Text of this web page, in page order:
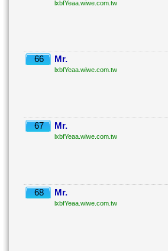
lxbfYeaa.wiwe.com.tw
66 Mr.
lxbfYeaa.wiwe.com.tw
67 Mr.
lxbfYeaa.wiwe.com.tw
68 Mr.
lxbfYeaa.wiwe.com.tw